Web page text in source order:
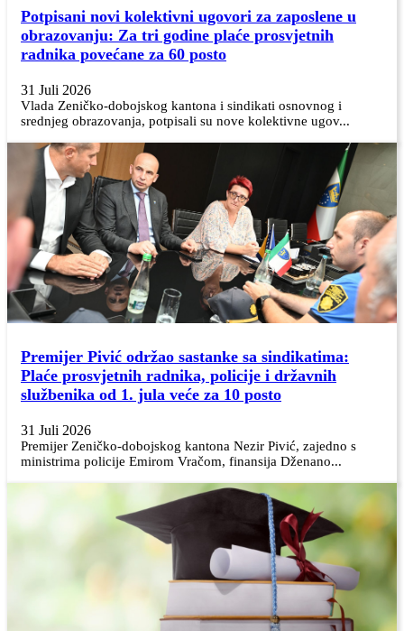
Potpisani novi kolektivni ugovori za zaposlene u
obrazovanju: Za tri godine plaće prosvjetnih
radnika povećane za 60 posto
31 Juli 2026
Vlada Zeničko-dobojskog kantona i sindikati osnovnog i
srednjeg obrazovanja, potpisali su nove kolektivne ugov...
Premijer Pivić održao sastanke sa sindikatima:
Plaće prosvjetnih radnika, policije i državnih
službenika od 1. jula veće za 10 posto
31 Juli 2026
Premijer Zeničko-dobojskog kantona Nezir Pivić, zajedno s
ministrima policije Emirom Vračom, finansija Dženano...